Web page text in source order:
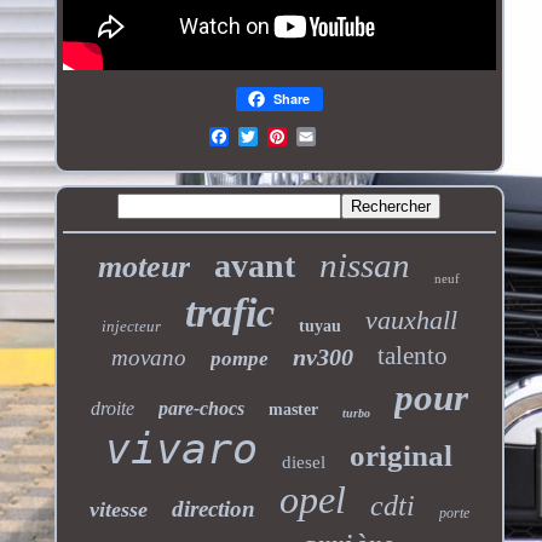
Share
moteur avant nissan neuf
injecteur trafic tuyau vauxhall
movano pompe nv300 talento
droite pare-chocs master turbo pour
vivaro diesel original
vitesse direction opel cdti porte